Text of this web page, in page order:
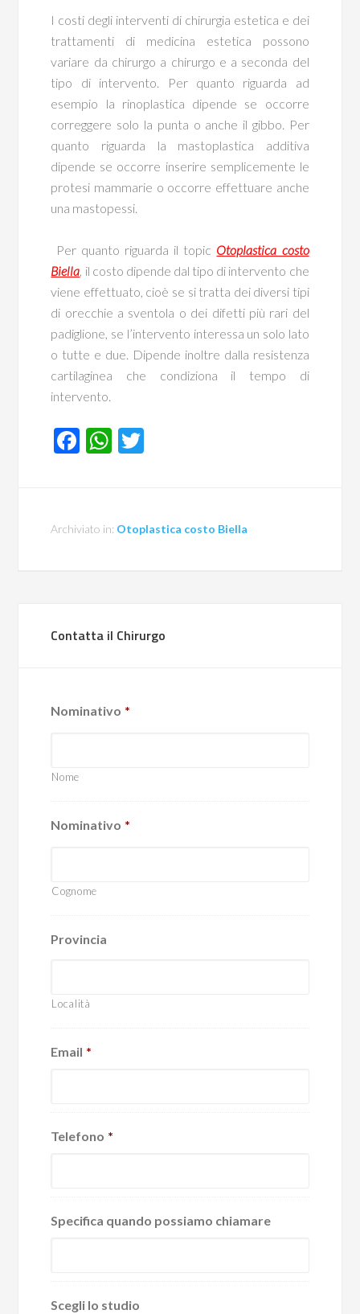
I costi degli interventi di chirurgia estetica e dei
trattamenti di medicina estetica possono
variare da chirurgo a chirurgo e a seconda del
tipo di intervento. Per quanto riguarda ad
esempio la rinoplastica dipende se occorre
correggere solo la punta o anche il gibbo. Per
quanto riguarda la mastoplastica additiva
dipende se occorre inserire semplicemente le
protesi mammarie o occorre effettuare anche
una mastopessi.
Per quanto riguarda il topic Otoplastica costo
Biella, il costo dipende dal tipo di intervento che
viene effettuato, cioè se si tratta dei diversi tipi
di orecchie a sventola o dei difetti più rari del
padiglione, se l’intervento interessa un solo lato
o tutte e due. Dipende inoltre dalla resistenza
cartilaginea che condiziona il tempo di
intervento.
Facebook
WhatsApp
Archiviato in: Otoplastica costo Biella
Contatta il Chirurgo
Nominativo *
Nome
Nominativo *
Cognome
Provincia
Località
Email *
Telefono *
Specifica quando possiamo chiamare
Scegli lo studio